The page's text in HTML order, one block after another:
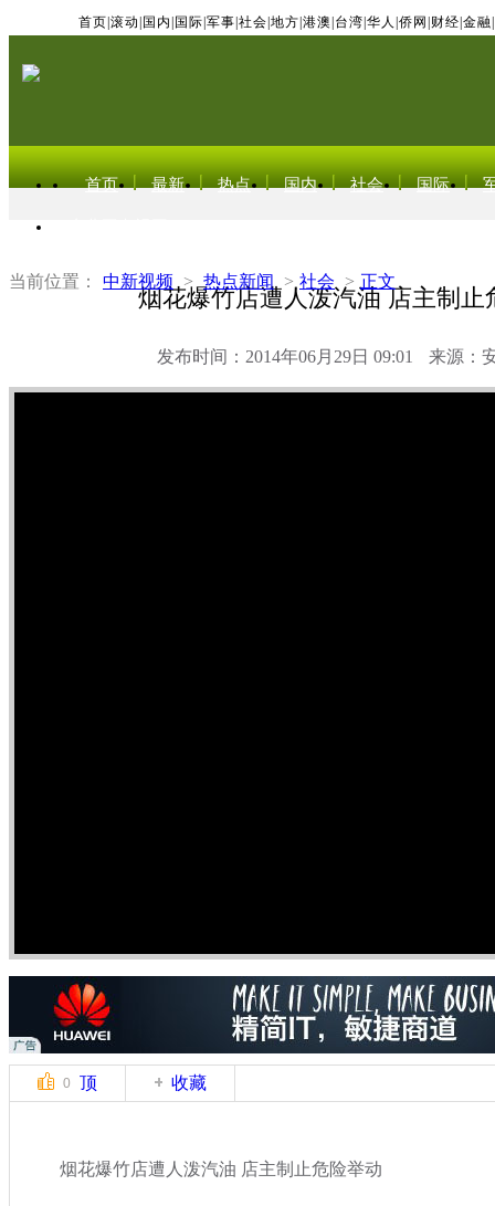
首页 滚动 国内 国际 军事 社会 地方 港澳 台湾 华人 侨网 财经 金融
首页 最新 热点 国内 社会 国际
当前位置： 中新视频 > 热点新闻 > 社会 > 正文
烟花爆竹店遭人泼汽油 店主制止
发布时间：2014年06月29日 09:01 来源：
0 顶 收藏
烟花爆竹店遭人泼汽油 店主制止危险举动